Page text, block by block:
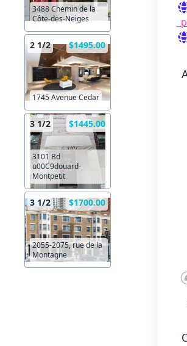
3488 Chemin de la
Côte-des-Neiges
2 1/2 $1495.00
1745 Avenue Cedar
3 1/2 $1445.00
3101 Bd
u00C9douard-
Montpetit
3 1/2 $1700.00
2055-2075, rue de la
Montagne